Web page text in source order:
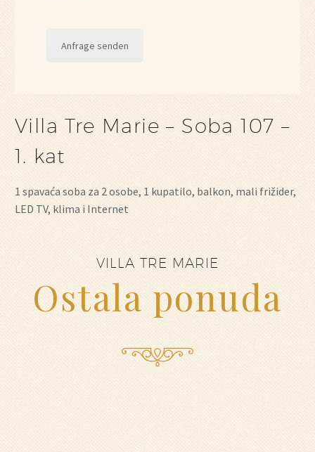
Anfrage senden
Villa Tre Marie – Soba 107 –
1. kat
1 spavaća soba za 2 osobe, 1 kupatilo, balkon, mali frižider,
LED TV, klima i Internet
VILLA TRE MARIE
Ostala ponuda